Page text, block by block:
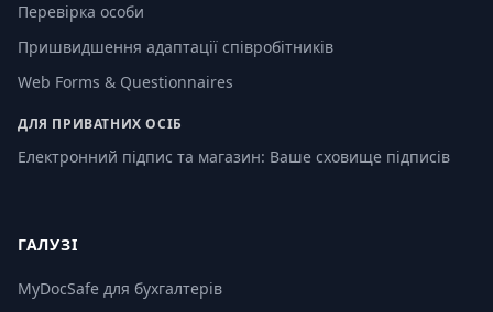
Перевірка особи
Пришвидшення адаптації співробітників
Web Forms & Questionnaires
ДЛЯ ПРИВАТНИХ ОСІБ
Електронний підпис та магазин: Ваше сховище підписів
ГАЛУЗІ
MyDocSafe для бухгалтерів